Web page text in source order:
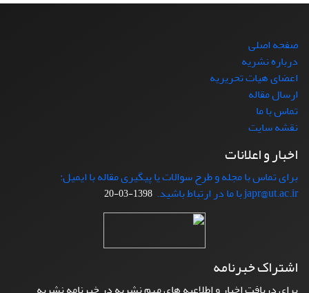
صفحه اصلی
درباره نشریه
اعضای هیات تحریریه
ارسال مقاله
تماس با ما
نقشه سایت
اخبار و اعلانات
برای تماس با مجله و طرح سوالات یا پیگیری مقاله با ایمیل:
japr@ut.ac.ir با ما در ارتباط باشید.
1398-03-20
اشتراک خبرنامه